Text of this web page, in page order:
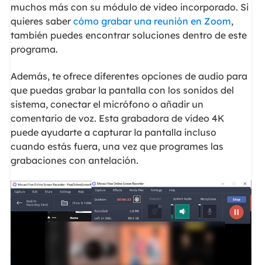
muchos más con su módulo de video incorporado. Si
quieres saber cómo grabar una reunión en Zoom,
también puedes encontrar soluciones dentro de este
programa.
Además, te ofrece diferentes opciones de audio para
que puedas grabar la pantalla con los sonidos del
sistema, conectar el micrófono o añadir un
comentario de voz. Esta grabadora de vídeo 4K
puede ayudarte a capturar la pantalla incluso
cuando estás fuera, una vez que programes las
grabaciones con antelación.